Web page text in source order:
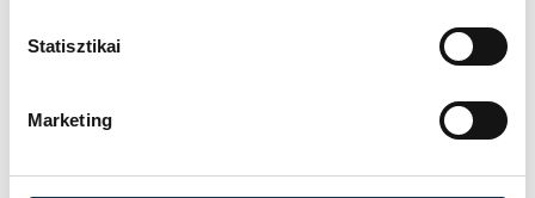
Statisztikai
Marketing